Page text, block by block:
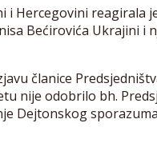
i Hercegovini reagirala
Bećirovića Ukrajini i
članice
nije odobrilo bh.
Dejtonskog